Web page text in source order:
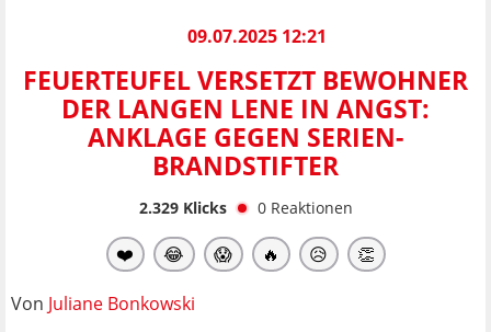
09.07.2025 12:21
FEUERTEUFEL VERSETZT BEWOHNER
DER LANGEN LENE IN ANGST:
ANKLAGE GEGEN SERIEN-
BRANDSTIFTER
2.329Klicks 0 Reaktionen
❤️ 😂 😱 🔥 😥 👏
Von Juliane Bonkowski